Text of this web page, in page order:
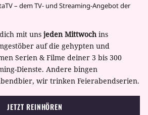
– dem TV- und Streaming-Angebot der
mit uns jeden Mittwoch ins
auf die gehypten und
Serien & Filme deiner 3 bis 300
Dienste. Andere bingen
wir trinken Feierabendserien.
JETZT REINHÖREN